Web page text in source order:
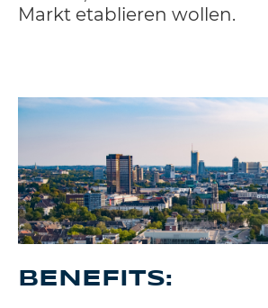
Markt etablieren wollen.
BENEFITS: